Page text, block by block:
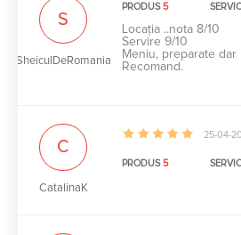
S
SheiculDeRomania
PRODUS5
Locația ..nota 8/10
Servire 9/10
Meniu, preparate
Recomand.
C
CatalinaK
25-04-
PRODUS5